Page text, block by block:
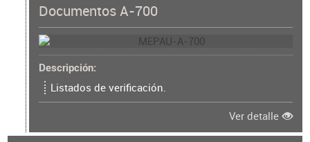
Documentos A-700
Descripción
Listados de verificación.
Ver detalle